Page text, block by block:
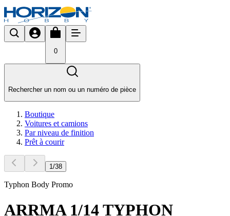
0
Rechercher un nom ou un numéro de pièce
Boutique
Voitures et camions
Par niveau de finition
Prêt à courir
1/38
Typhon Body Promo
ARRMA 1/14 TYPHON